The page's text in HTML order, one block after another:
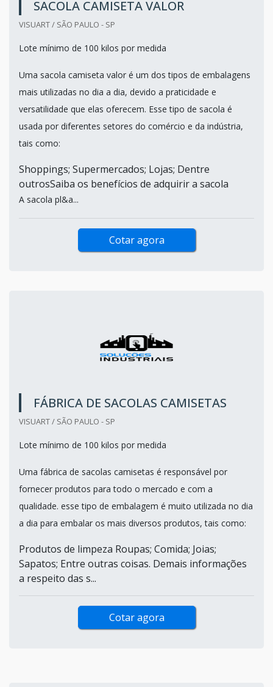
SACOLA CAMISETA VALOR
VISUART / SÃO PAULO - SP
Lote mínimo de 100 kilos por medida
Uma sacola camiseta valor é um dos tipos de embalagens
mais utilizadas no dia a dia, devido a praticidade e
versatilidade que elas oferecem. Esse tipo de sacola é
usada por diferentes setores do comércio e da indústria,
tais como:
Shoppings; Supermercados; Lojas; Dentre
outrosSaiba os benefícios de adquirir a sacola
A sacola pl&a...
Cotar agora
FÁBRICA DE SACOLAS CAMISETAS
VISUART / SÃO PAULO - SP
Lote mínimo de 100 kilos por medida
Uma fábrica de sacolas camisetas é responsável por
fornecer produtos para todo o mercado e com a
qualidade. esse tipo de embalagem é muito utilizada no dia
a dia para embalar os mais diversos produtos, tais como:
Produtos de limpeza Roupas; Comida; Joias;
Sapatos; Entre outras coisas. Demais informações
a respeito das s...
Cotar agora